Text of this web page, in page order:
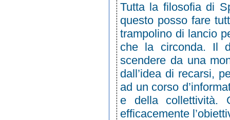
Tutta la filosofia di
questo posso fare
trampolino di lancio
che la circonda. Il
scendere da una
dall’idea di recarsi,
ad un corso
e della collettività.
efficacemente